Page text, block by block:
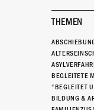
THEMEN
BEGLEITETE
“BEGLEITET
BILDUNG &